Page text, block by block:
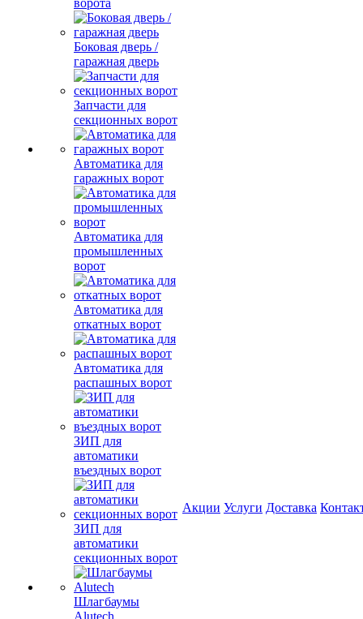
ворота
Боковая дверь /
гаражная дверь
Запчасти для
секционных ворот
Автоматика для
гаражных ворот
Автоматика для
промышленных
ворот
Автоматика для
откатных ворот
Автоматика для
распашных ворот
ЗИП для
автоматики
въездных ворот
ЗИП для
автоматики
секционных ворот
Шлагбаумы
Alutech
Акции Услуги Доставка